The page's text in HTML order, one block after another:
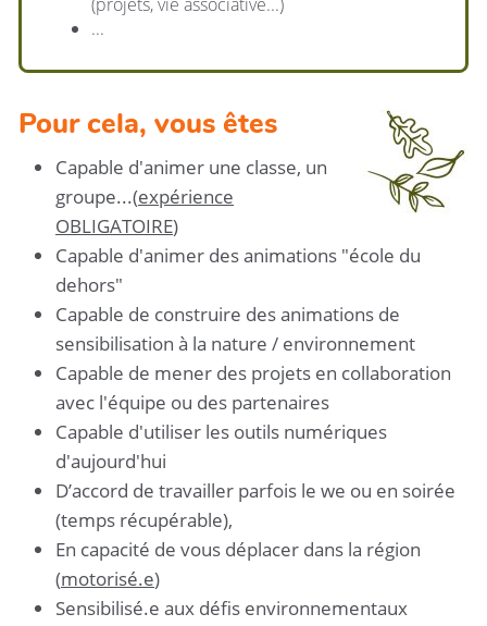
...
Pour cela, vous êtes
Capable d'animer une classe, un
groupe...(expérience
OBLIGATOIRE)
Capable d'animer des animations "école du
dehors"
Capable de construire des animations de
sensibilisation à la nature / environnement
Capable de mener des projets en collaboration
avec l'équipe ou des partenaires
Capable d'utiliser les outils numériques
d'aujourd'hui
D’accord de travailler parfois le we ou en soirée
(temps récupérable),
En capacité de vous déplacer dans la région
(motorisé.e)
Sensibilisé.e aux défis environnementaux